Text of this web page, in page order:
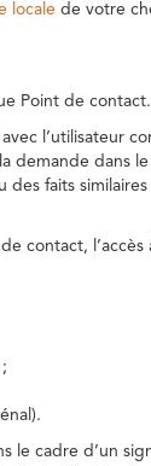
locale de votre
Point de contact.
l’utilisateur
dans le
faits
contact,
le cadre d’un